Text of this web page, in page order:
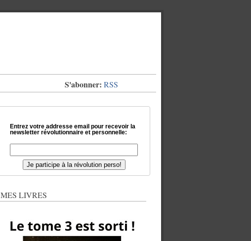
S'abonner: RSS
Entrez votre addresse email pour recevoir la
newsletter révolutionnaire et personnelle:
MES LIVRES